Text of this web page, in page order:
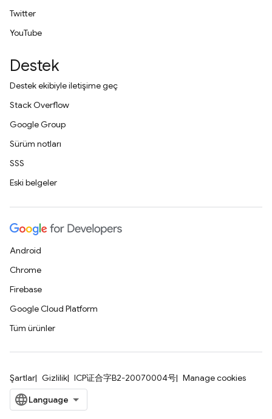
Twitter
YouTube
Destek
Destek ekibiyle iletişime geç
Stack Overflow
Google Group
Sürüm notları
SSS
Eski belgeler
Android
Chrome
Firebase
Google Cloud Platform
Tüm ürünler
Şartlar Gizlilik ICP证合字B2-20070004号 Manage cookies